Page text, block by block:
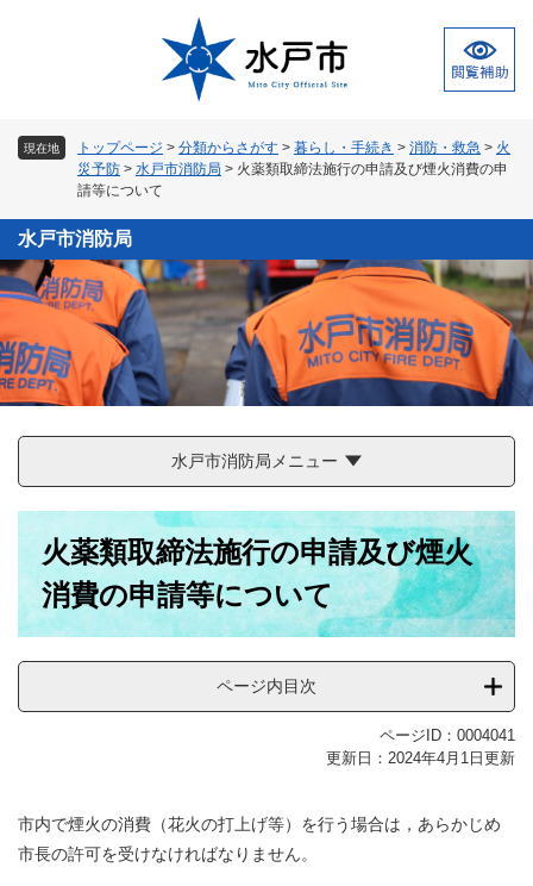
文
へ
現在地 トップページ > 分類からさがす > 暮らし・手続き > 消防・救急 > 火
災予防 > 水戸市消防局 > 火薬類取締法施行の申請及び煙火消費の申
請等について
水戸市消防局
水戸市消防局メニュー
火薬類取締法施行の申請及び煙火
消費の申請等について
ページ内目次
ページID：0004041
更新日：2024年4月1日更新
市内で煙火の消費（花火の打上げ等）を行う場合は，あらかじめ
市長の許可を受けなければなりません。